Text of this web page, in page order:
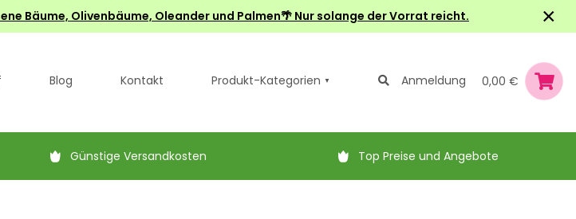
Bäume, Olivenbäume, Oleander und Palmen🌴 Nur solange der Vorrat reicht. ×
Blog Kontakt Produkt-Kategorien Anmeldung 0,00 €
Günstige Versandkosten Top Preise und Angebote